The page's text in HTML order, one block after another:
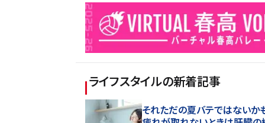
ライフスタイルの新着記事
それただの夏バテではないか